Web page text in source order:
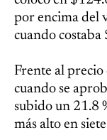
por encima del
cuando
Frente al
cuando se
subido un 21.8
más alto en